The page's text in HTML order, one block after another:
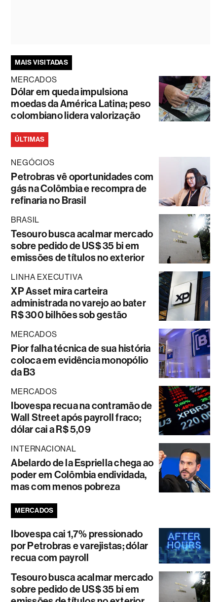
MAIS VISITADAS
MERCADOS
Dólar em queda impulsiona
moedas da América Latina; peso
colombiano lidera valorização
ÚLTIMAS
NEGÓCIOS
Petrobras vê oportunidades com
gás na Colômbia e recompra de
refinaria no Brasil
BRASIL
Tesouro busca acalmar mercado
sobre pedido de US$ 35 bi em
emissões de títulos no exterior
LINHA EXECUTIVA
XP Asset mira carteira
administrada no varejo ao bater
R$ 300 bilhões sob gestão
MERCADOS
Pior falha técnica de sua história
coloca em evidência monopólio
da B3
MERCADOS
Ibovespa recua na contramão de
Wall Street após payroll fraco;
dólar cai a R$ 5,09
INTERNACIONAL
Abelardo de la Espriella chega ao
poder em Colômbia endividada,
mas com menos pobreza
MERCADOS
Ibovespa cai 1,7% pressionado
por Petrobras e varejistas; dólar
recua com payroll
Tesouro busca acalmar mercado
sobre pedido de US$ 35 bi em